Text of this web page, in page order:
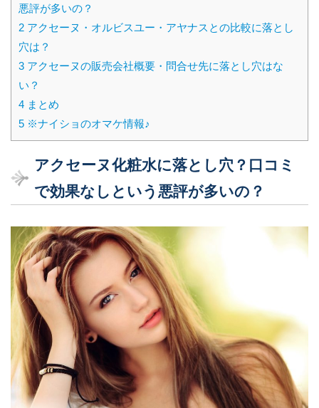
悪評が多いの？
2 アクセーヌ・オルビスユー・アヤナスとの比較に落とし
穴は？
3 アクセーヌの販売会社概要・問合せ先に落とし穴はな
い？
4 まとめ
5 ※ナイショのオマケ情報♪
アクセーヌ化粧水に落とし穴？口コミ
で効果なしという悪評が多いの？